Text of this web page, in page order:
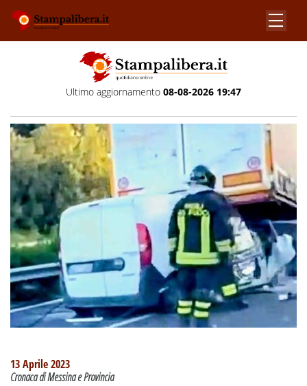
Ultimo aggiornamento 08-08-2026 19:47
13 Aprile 2023
Cronaca di Messina e Provincia